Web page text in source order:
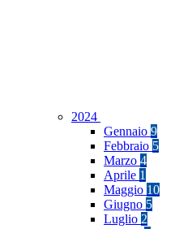
2024
Gennaio 9
Febbraio 5
Marzo 4
Aprile 1
Maggio 10
Giugno 5
Luglio 2